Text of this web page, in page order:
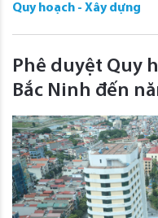
Quy hoạch - Xây dựng
Phê duyệt Quy
Bắc Ninh đến